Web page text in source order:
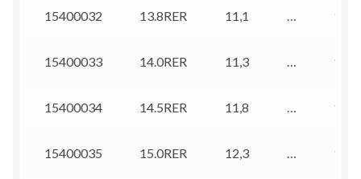
15400032 13.8RER 11,1 … 13,1
15400033 14.0RER 11,3 … 13,3
15400034 14.5RER 11,8 … 13,8
15400035 15.0RER 12,3 … 14,3